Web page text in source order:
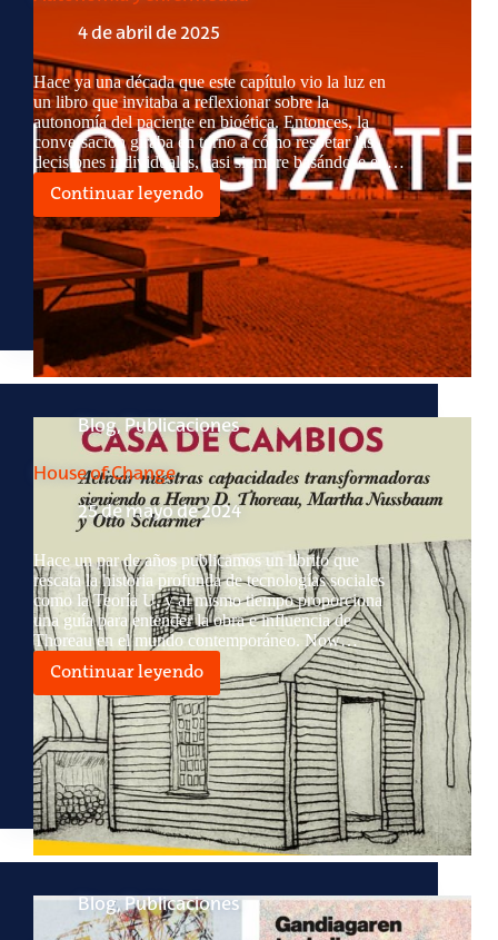
4 de abril de 2025
Hace ya una década que este capítulo vio la luz en
un libro que invitaba a reflexionar sobre la
autonomía del paciente en bioética. Entonces, la
conversación giraba en torno a cómo respetar las
decisiones individuales, casi siempre basándose en…
Continuar leyendo
Autonomía
y
enfermedad
Blog, Publicaciones
House of Change
25 de mayo de 2024
Hace un par de años publicamos un librito que
rescata la historia profunda de tecnologías sociales
como la Teoría U, y al mismo tiempo proporciona
una guía para entender la obra e influencia de
Thoreau en el mundo contemporáneo. Now…
Continuar leyendo
House
of
Change
Blog, Publicaciones